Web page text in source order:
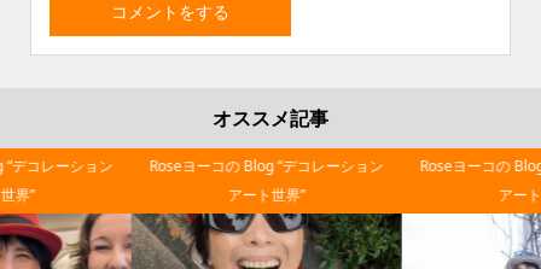
オススメ記事
Roseヨーコの Blog “デコレーション
Roseヨーコの Blog “デコレーション